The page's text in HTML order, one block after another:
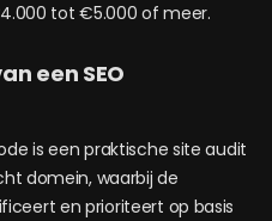
tot €5.000 of meer.
een SEO
is een praktische site audit
domein, waarbij de
en prioriteert op basis